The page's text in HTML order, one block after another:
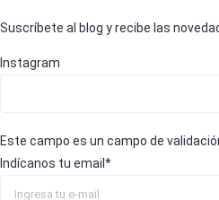
Suscríbete al blog y recibe las
Instagram
Este campo es un campo de
Indícanos tu email *